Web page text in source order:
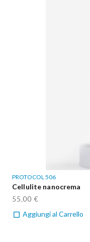
PROTOCOL 506
Cellulite nanocrema
55,00 €
Aggiungi al Carrello